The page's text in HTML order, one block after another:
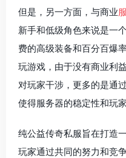
但是，另一方面，与商业
新手和低级角色来说是一
费的高级装备和百分百爆
玩游戏，由于没有商业利
对玩家干涉，更多的是通
使得服务器的稳定性和玩
纯公益传奇私服旨在打造
玩家通过共同的努力和竞